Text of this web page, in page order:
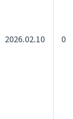
2026.02.10 0